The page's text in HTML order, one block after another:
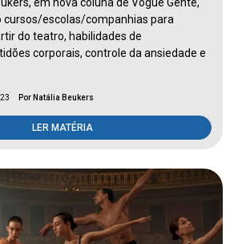
cursos/escolas/companhias para
do teatro, habilidades de
corporais, controle da ansiedade e
Por Natália Beukers
LER MATÉRIA